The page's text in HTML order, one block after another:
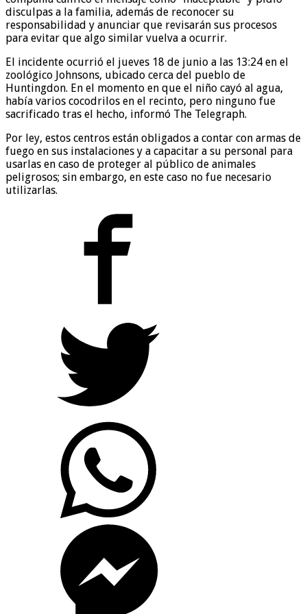
disculpas a la familia, además de reconocer su
responsabilidad y anunciar que revisarán sus procesos
para evitar que algo similar vuelva a ocurrir.
El incidente ocurrió el jueves 18 de junio a las 13:24 en el
zoológico Johnsons, ubicado cerca del pueblo de
Huntingdon. En el momento en que el niño cayó al agua,
había varios cocodrilos en el recinto, pero ninguno fue
sacrificado tras el hecho, informó The Telegraph.
Por ley, estos centros están obligados a contar con armas de
fuego en sus instalaciones y a capacitar a su personal para
usarlas en caso de proteger al público de animales
peligrosos; sin embargo, en este caso no fue necesario
utilizarlas.